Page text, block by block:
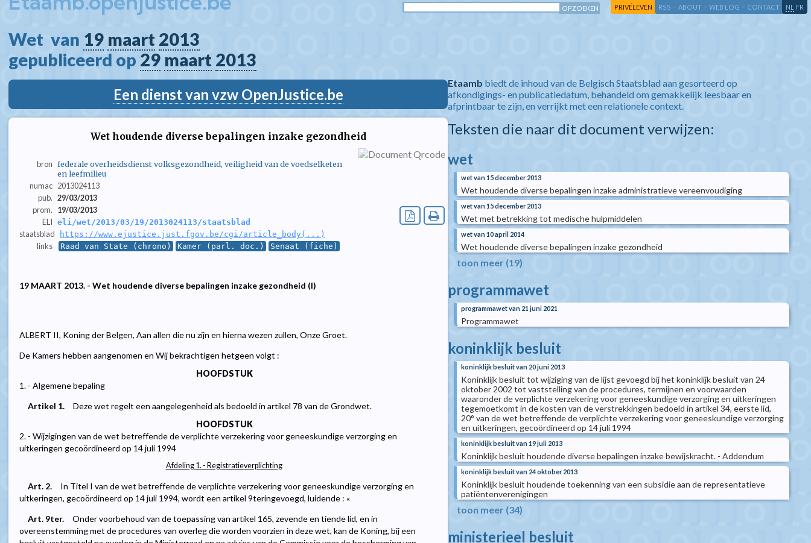
PRIVÉLEVEN RSS - ABOUT - WEB LOG - CONTACT NL FR
Wet  van 19 maart 2013
gepubliceerd op 29 maart 2013
Een dienst van vzw OpenJustice.be
Wet houdende diverse bepalingen inzake gezondheid
bron federale overheidsdienst volksgezondheid, veiligheid van de voedselketen
en leefmilieu
numac 2013024113
pub. 29/03/2013
prom.
19/03/2013
ELI eli/wet/2013/03/19/2013024113/staatsblad
staatsblad https://www.ejustice.just.fgov.be/cgi/article_body(...)
links Raad van State (chrono) Kamer (parl. doc.) Senaat (fiche)
19 MAART 2013. - Wet houdende diverse bepalingen inzake gezondheid (I)
ALBERT II, Koning der Belgen, Aan allen die nu zijn en hierna wezen zullen, Onze Groet.
De Kamers hebben aangenomen en Wij bekrachtigen hetgeen volgt :
HOOFDSTUK
1. - Algemene bepaling
Artikel 1.
Deze wet regelt een aangelegenheid als bedoeld in artikel 78 van de Grondwet.
HOOFDSTUK
2. - Wijzigingen van de wet betreffende de verplichte verzekering voor geneeskundige verzorging en
uitkeringen gecoördineerd op 14 juli 1994
Afdeling 1. - Registratieverplichting
Art. 2.
In Titel I van de wet betreffende de verplichte verzekering voor geneeskundige verzorging en
uitkeringen, gecoördineerd op 14 juli 1994, wordt een artikel 9teringevoegd, luidende : «
Art. 9ter.
Onder voorbehoud van de toepassing van artikel 165, zevende en tiende lid, en in
overeenstemming met de procedures van overleg die worden voorzien in deze wet, kan de Koning, bij een
Etaamb biedt de inhoud van de Belgisch Staatsblad aan gesorteerd op
afkondigings- en publicatiedatum, behandeld om gemakkelijk leesbaar en
afprintbaar te zijn, en verrijkt met een relationele context.
Teksten die naar dit document verwijzen:
wet
wet van 15 december 2013
Wet houdende diverse bepalingen inzake administratieve vereenvoudiging
wet van 15 december 2013
Wet met betrekking tot medische hulpmiddelen
wet van 10 april 2014
Wet houdende diverse bepalingen inzake gezondheid
toon meer (19)
programmawet
programmawet van 21 juni 2021
Programmawet
koninklijk besluit
koninklijk besluit van 20 juni 2013
Koninklijk besluit tot wijziging van de lijst gevoegd bij het koninklijk besluit van 24
oktober 2002 tot vaststelling van de procedures, termijnen en voorwaarden
waaronder de verplichte verzekering voor geneeskundige verzorging en uitkeringen
tegemoetkomt in de kosten van de verstrekkingen bedoeld in artikel 34, eerste lid,
20° van de wet betreffende de verplichte verzekering voor geneeskundige verzorging
en uitkeringen, gecoördineerd op 14 juli 1994
koninklijk besluit van 19 juli 2013
Koninklijk besluit houdende diverse bepalingen inzake bewijskracht. - Addendum
koninklijk besluit van 24 oktober 2013
Koninklijk besluit houdende toekenning van een subsidie aan de representatieve
patiëntenverenigingen
toon meer (34)
ministerieel besluit